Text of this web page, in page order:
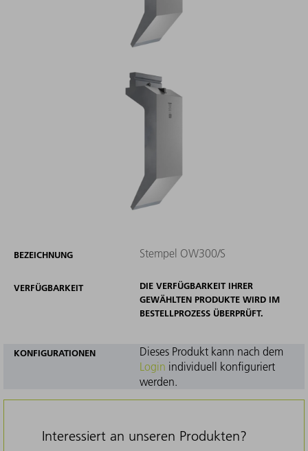
BEZEICHNUNG Stempel OW300/S
VERFÜGBARKEIT
DIE VERFÜGBARKEIT IHRER
GEWÄHLTEN PRODUKTE WIRD IM
BESTELLPROZESS ÜBERPRÜFT.
KONFIGURATIONEN
Dieses Produkt kann nach dem
Login individuell konfiguriert
werden.
Interessiert an unseren Produkten?